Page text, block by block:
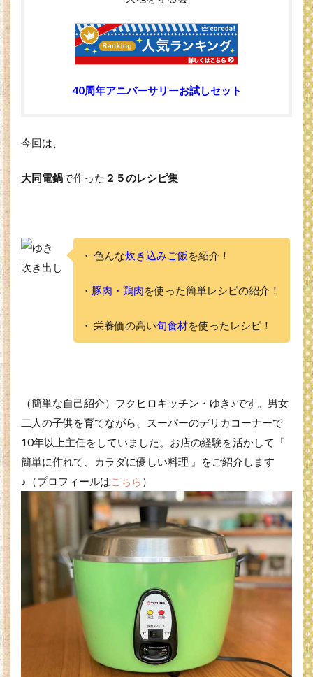
40周年アニバーサリーお試しセット
今回は、
大同電鍋で作った ２５のレシピ集
・ 色んな炊き込みご飯 を紹介！
・ 豚肉・鶏肉を使った簡単レシピの紹介！
・ 栄養価の高い旬食材を使ったレシピ！
（簡単な自己紹介）フクヒロキッチン・ゆき♪です。男女
二人の子供を育てながら、スーパーのデリカコーナーで
10年以上主任をしていました。お店の経験を活かして『
簡単に作れて、カラダに優しい料理 』をご紹介します
♪（プロフィールは こちら ）